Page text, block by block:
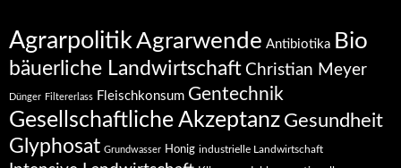
AgrarpolitikAgrarwende Antibiotika Bio
bäuerliche Landwirtschaft Christian Meyer
Dünger Filtererlass Fleischkonsum Gentechnik
Gesellschaftliche Akzeptanz Gesundheit
Glyphosat Grundwasser Honig industrielle Landwirtschaft